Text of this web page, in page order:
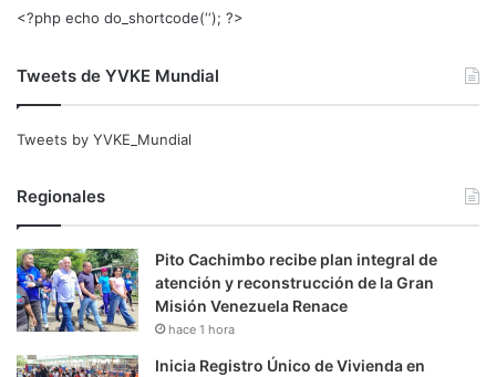
<?php echo do_shortcode(‘‘); ?>
Tweets de YVKE Mundial
Tweets by YVKE_Mundial
Regionales
Pito Cachimbo recibe plan integral de
atención y reconstrucción de la Gran
Misión Venezuela Renace
hace 1 hora
Inicia Registro Único de Vivienda en